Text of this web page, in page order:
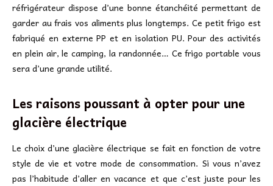
réfrigérateur dispose d’une bonne étanchéité permettant de
garder au frais vos aliments plus longtemps. Ce petit frigo est
fabriqué en externe PP et en isolation PU. Pour des activités
en plein air, le camping, la randonnée… Ce frigo portable vous
sera d’une grande utilité.
Les raisons poussant à opter pour une
glacière électrique
Le choix d’une glacière électrique se fait en fonction de votre
style de vie et votre mode de consommation. Si vous n’avez
pas l’habitude d’aller en vacance et que c’est juste pour les